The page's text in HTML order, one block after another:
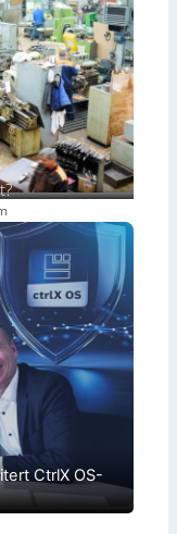
CtrlX OS-